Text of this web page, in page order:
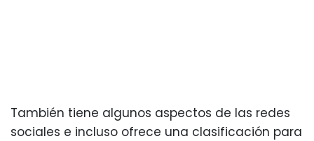
También tiene algunos aspectos de las redes
sociales e incluso ofrece una clasificación para